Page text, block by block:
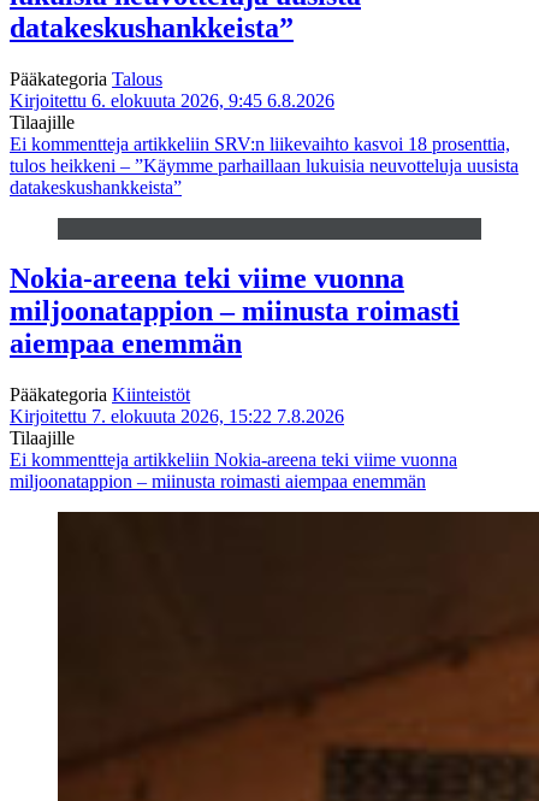
datakeskushankkeista”
Pääkategoria Talous
Kirjoitettu 6. elokuuta 2026, 9:45 6.8.2026
Tilaajille
Ei kommentteja artikkeliin SRV:n liikevaihto kasvoi 18 prosenttia,
tulos heikkeni – ”Käymme parhaillaan lukuisia neuvotteluja uusista
datakeskushankkeista”
Nokia-areena teki viime vuonna
miljoonatappion – miinusta roimasti
aiempaa enemmän
Pääkategoria Kiinteistöt
Kirjoitettu 7. elokuuta 2026, 15:22 7.8.2026
Tilaajille
Ei kommentteja artikkeliin Nokia-areena teki viime vuonna
miljoonatappion – miinusta roimasti aiempaa enemmän